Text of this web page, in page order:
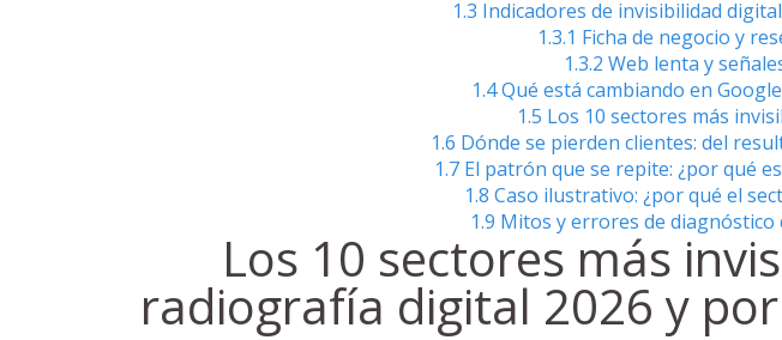
1.3 Indicadores de invisibilidad
1.3.1 Ficha de negocio y
1.3.2 Web lenta y
1.4Qué está cambiando en
1.5 Los 10 sectores más
1.6 Dónde se pierden clientes: del
1.7 El patrón que se repite: ¿por qué
1.8 Caso ilustrativo: ¿por qué el
1.9 Mitos y errores de
Los 10 sectores más
radiografía digital 2026 y